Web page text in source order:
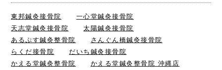
東邦鍼灸接骨院
一心堂鍼灸接骨院
天志堂鍼灸接骨院
太陽鍼灸接骨院
あるぷす鍼灸整骨院
さんぐん橋鍼灸接骨院
らくだ接骨院
だいち鍼灸接骨院
かえる堂鍼灸整骨院
かえる堂鍼灸整骨院 沖縄店